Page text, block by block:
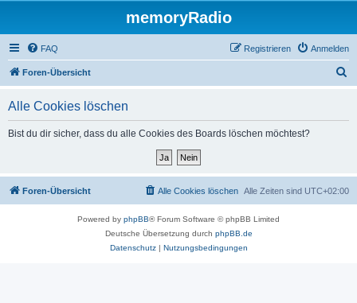
memoryRadio
FAQ Anmelden
Registrieren
Foren-Übersicht
Alle Cookies löschen
Bist du dir sicher, dass du alle Cookies des Boards löschen möchtest?
Foren-Übersicht Alle Zeiten sind UTC+02:00
Alle Cookies löschen
Powered by phpBB® Forum Software © phpBB Limited
Deutsche Übersetzung durch phpBB.de
Datenschutz| Nutzungsbedingungen